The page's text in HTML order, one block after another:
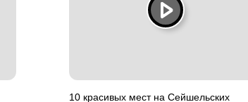
10 красивых мест на Сейшельских